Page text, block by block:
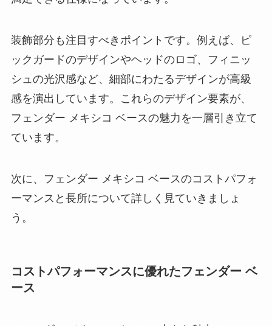
装飾部分も注目すべきポイントです。例えば、ピ
ックガードのデザインやヘッドのロゴ、フィニッ
シュの光沢感など、細部にわたるデザインが高級
感を演出しています。これらのデザイン要素が、
フェンダー メキシコ ベースの魅力を一層引き立て
ています。
次に、フェンダー メキシコ ベースのコストパフォ
ーマンスと長所について詳しく見ていきましょ
う。
コストパフォーマンスに優れたフェンダー ベ
ース